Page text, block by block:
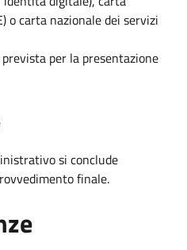
o carta nazionale dei servizi
per la presentazione
si conclude
finale.